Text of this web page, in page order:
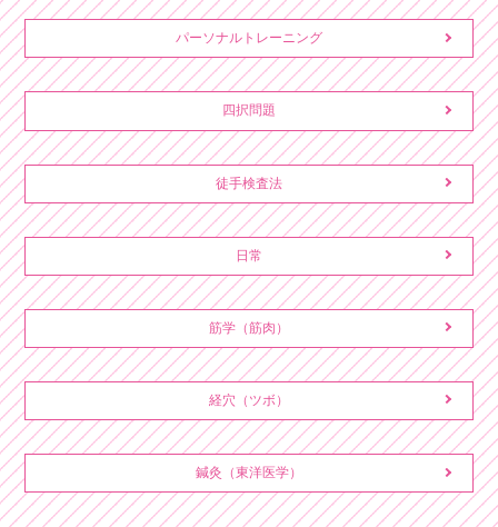
パーソナルトレーニング
四択問題
徒手検査法
日常
筋学（筋肉）
経穴（ツボ）
鍼灸（東洋医学）